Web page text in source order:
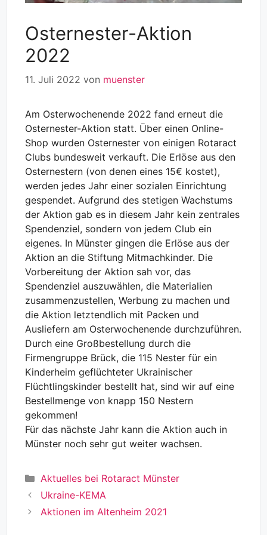
Osternester-Aktion
2022
11. Juli 2022 von muenster
Am Osterwochenende 2022 fand erneut die
Osternester-Aktion statt. Über einen Online-
Shop wurden Osternester von einigen Rotaract
Clubs bundesweit verkauft. Die Erlöse aus den
Osternestern (von denen eines 15€ kostet),
werden jedes Jahr einer sozialen Einrichtung
gespendet. Aufgrund des stetigen Wachstums
der Aktion gab es in diesem Jahr kein zentrales
Spendenziel, sondern von jedem Club ein
eigenes. In Münster gingen die Erlöse aus der
Aktion an die Stiftung Mitmachkinder. Die
Vorbereitung der Aktion sah vor, das
Spendenziel auszuwählen, die Materialien
zusammenzustellen, Werbung zu machen und
die Aktion letztendlich mit Packen und
Ausliefern am Osterwochenende durchzuführen.
Durch eine Großbestellung durch die
Firmengruppe Brück, die 115 Nester für ein
Kinderheim geflüchteter Ukrainischer
Flüchtlingskinder bestellt hat, sind wir auf eine
Bestellmenge von knapp 150 Nestern
gekommen!
Für das nächste Jahr kann die Aktion auch in
Münster noch sehr gut weiter wachsen.
Kategorien
Aktuelles bei Rotaract Münster
Ukraine-KEMA
Aktionen im Altenheim 2021